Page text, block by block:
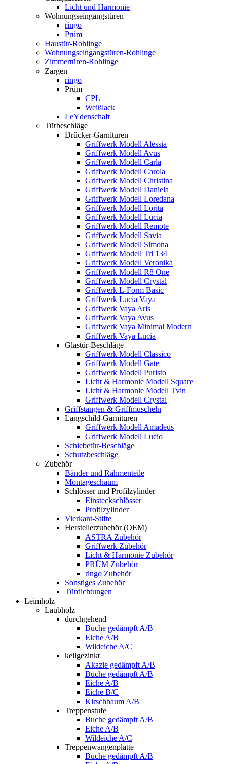
Licht und Harmonie
Wohnungseingangstüren
ringo
Prüm
Haustür-Rohlinge
Wohnungseingangstüren-Rohlinge
Zimmertüren-Rohlinge
Zargen
ringo
Prüm
CPL
Weißlack
LeYdenschaft
Türbeschläge
Drücker-Garnituren
Griffwerk Modell Alessia
Griffwerk Modell Avus
Griffwerk Modell Carla
Griffwerk Modell Carola
Griffwerk Modell Christina
Griffwerk Modell Daniela
Griffwerk Modell Loredana
Griffwerk Modell Lorita
Griffwerk Modell Lucia
Griffwerk Modell Remote
Griffwerk Modell Savia
Griffwerk Modell Simona
Griffwerk Modell Tri 134
Griffwerk Modell Veronika
Griffwerk Modell R8 One
Griffwerk Modell Crystal
Griffwerk L-Form Basic
Griffwerk Lucia Vaya
Griffwerk Vaya Aris
Griffwerk Vaya Avus
Griffwerk Vaya Minimal Modern
Griffwerk Vaya Lucia
Glastür-Beschläge
Griffwerk Modell Classico
Griffwerk Modell Gate
Griffwerk Modell Puristo
Licht & Harmonie Modell Square
Licht & Harmonie Modell Tvin
Griffwerk Modell Crystal
Griffstangen & Griffmuscheln
Langschild-Garnituren
Griffwerk Modell Amadeus
Griffwerk Modell Lucio
Schiebetür-Beschläge
Schutzbeschläge
Zubehör
Bänder und Rahmenteile
Montageschaum
Schlösser und Profilzylinder
Einsteckschlösser
Profilzylinder
Vierkant-Stifte
Herstellerzubehör (OEM)
ASTRA Zubehör
Griffwerk Zubehör
Licht & Harmonie Zubehör
PRÜM Zubehör
ringo Zubehör
Sonstiges Zubehör
Türdichtungen
Leimholz
Laubholz
durchgehend
Buche gedämpft A/B
Eiche A/B
Wildeiche A/C
keilgezinkt
Akazie gedämpft A/B
Buche gedämpft A/B
Eiche A/B
Eiche B/C
Kirschbaum A/B
Treppenstufe
Buche gedämpft A/B
Eiche A/B
Wildeiche A/C
Treppenwangenplatte
Buche gedämpft A/B